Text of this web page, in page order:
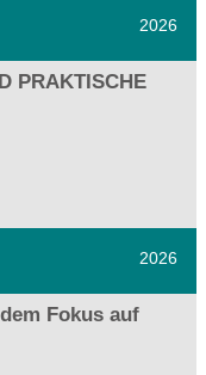
2026
PRAKTISCHE
2026
Fokus auf